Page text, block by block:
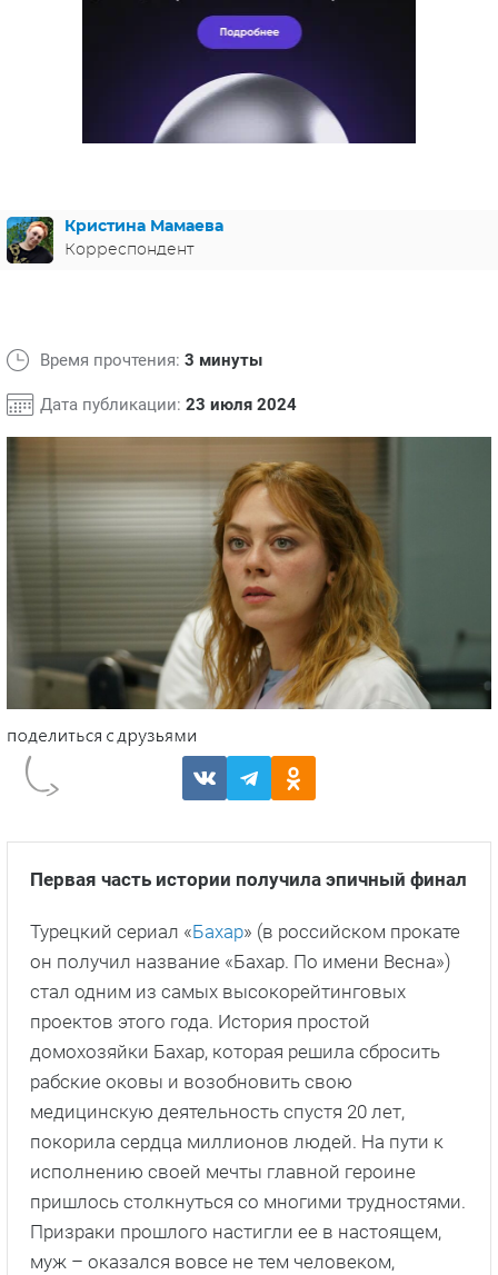
СПОЙЛЕРЫ ИЗ СЕРИАЛОВ
Кристина Мамаева
Корреспондент
Время прочтения: 3 минуты
Дата публикации: 23 июля 2024
Первая часть истории получила эпичный финал
Турецкий сериал «Бахар» (в российском прокате
он получил название «Бахар. По имени Весна»)
стал одним из самых высокорейтинговых
проектов этого года. История простой
домохозяйки Бахар, которая решила сбросить
рабские оковы и возобновить свою
медицинскую деятельность спустя 20 лет,
покорила сердца миллионов людей. На пути к
исполнению своей мечты главной героине
пришлось столкнуться со многими трудностями.
Призраки прошлого настигли ее в настоящем,
муж – оказался вовсе не тем человеком,